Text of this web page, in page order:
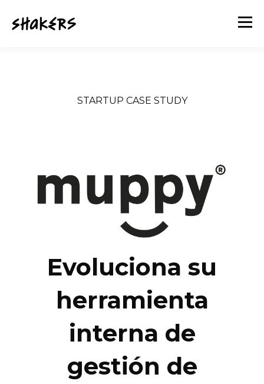
STARTUP CASE STUDY
Evoluciona su
herramienta
interna de
gestión de